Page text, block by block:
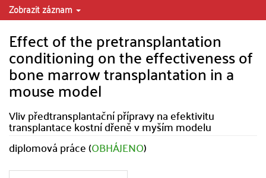
Zobrazit záznam
Effect of the pretransplantation
conditioning on the effectiveness of
bone marrow transplantation in a
mouse model
Vliv předtransplantační přípravy na efektivitu
transplantace kostní dřeně v myším modelu
diplomová práce (OBHÁJENO)